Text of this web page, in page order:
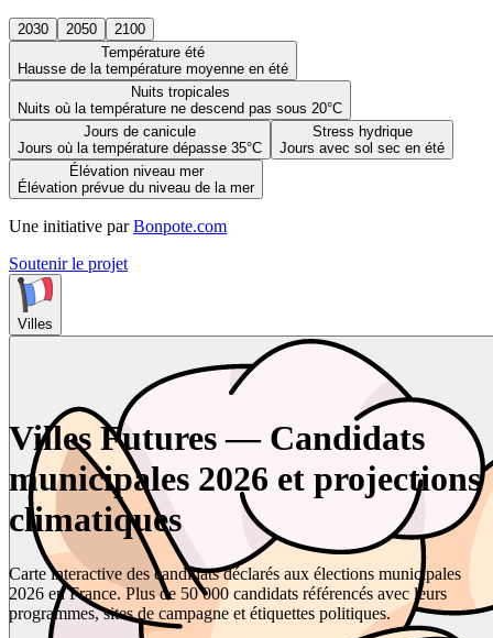
2030 2050
2100
Température été
Hausse de la température moyenne en été
Nuits tropicales
Nuits où la température ne descend pas sous 20°C
Jours de canicule
Jours où la température dépasse 35°C
Stress hydrique
Jours avec sol sec en été
Élévation niveau mer
Élévation prévue du niveau de la mer
Une initiative par Bonpote.com
Soutenir le projet
Villes
Villes Futures — Candidats
municipales 2026 et projections
climatiques
Carte interactive des candidats déclarés aux élections municipales
2026 en France. Plus de 50 000 candidats référencés avec leurs
programmes, sites de campagne et étiquettes politiques.